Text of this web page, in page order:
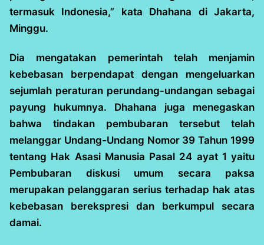
termasuk Indonesia,” kata Dhahana di Jakarta,
Minggu.
Dia mengatakan pemerintah telah menjamin
kebebasan berpendapat dengan mengeluarkan
sejumlah peraturan perundang-undangan sebagai
payung hukumnya. Dhahana juga menegaskan
bahwa tindakan pembubaran tersebut telah
melanggar Undang-Undang Nomor 39 Tahun 1999
tentang Hak Asasi Manusia Pasal 24 ayat 1 yaitu
Pembubaran diskusi umum secara paksa
merupakan pelanggaran serius terhadap hak atas
kebebasan berekspresi dan berkumpul secara
damai.